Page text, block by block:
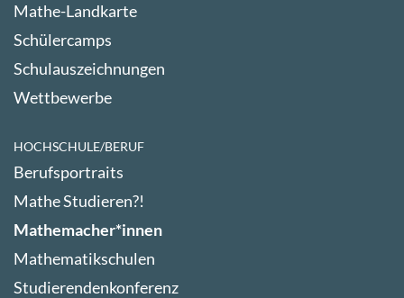
Mathe-Landkarte
Schülercamps
Schulauszeichnungen
Wettbewerbe
HOCHSCHULE/BERUF
Berufsportraits
Mathe Studieren?!
Mathemacher*innen
Mathematikschulen
Studierendenkonferenz